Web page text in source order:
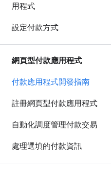
用程式
設定付款方式
網頁型付款應用程式
付款應用程式開發指南
註冊網頁型付款應用程式
自動化調度管理付款交易
處理選填的付款資訊